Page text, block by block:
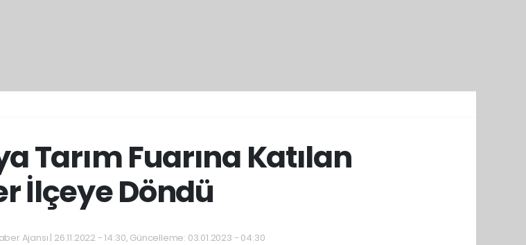
Tarım Fuarına Katılan
İlçeye Döndü
Ajansı | 26.11.2022 - 14:30, Güncelleme: 03.01.2023 - 04:30